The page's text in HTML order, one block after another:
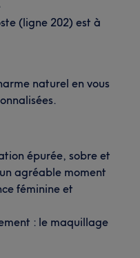
(ligne 202) est à
naturel en vous
épurée, sobre et
agréable moment
féminine et
: le maquillage